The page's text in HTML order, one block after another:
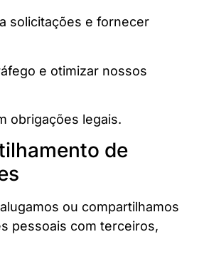
solicitações e fornecer
e otimizar nossos
obrigações legais.
de
ou compartilhamos
pessoais com terceiros,